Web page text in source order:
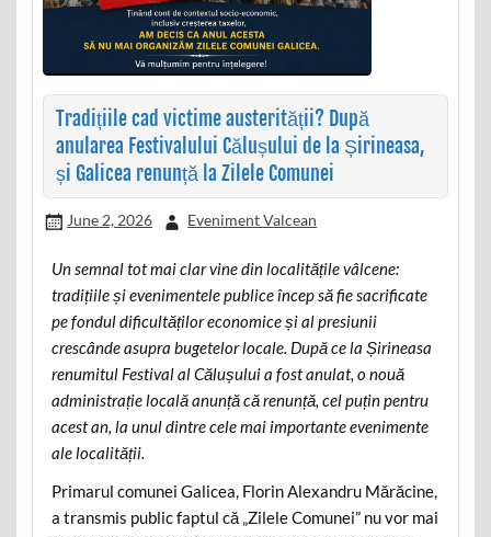
Tradițiile cad victime austerității? După
anularea Festivalului Călușului de la Șirineasa,
și Galicea renunță la Zilele Comunei
June 2, 2026 Eveniment Valcean
Un semnal tot mai clar vine din localitățile vâlcene:
tradițiile și evenimentele publice încep să fie sacrificate
pe fondul dificultăților economice și al presiunii
crescânde asupra bugetelor locale. După ce la Șirineasa
renumitul Festival al Călușului a fost anulat, o nouă
administrație locală anunță că renunță, cel puțin pentru
acest an, la unul dintre cele mai importante evenimente
ale localității.
Primarul comunei Galicea, Florin Alexandru Mărăcine,
a transmis public faptul că „Zilele Comunei” nu vor mai